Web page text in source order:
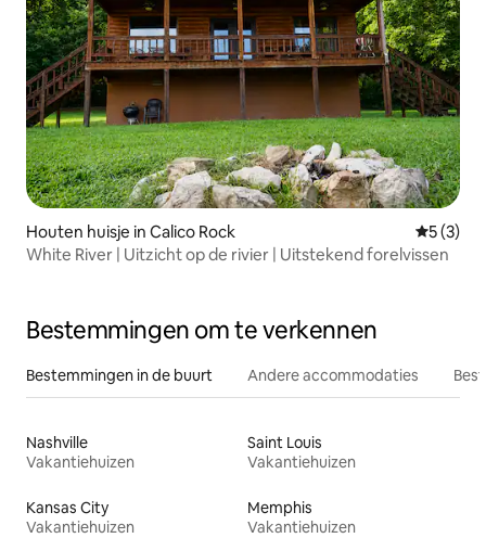
Houten huisje in Calico Rock
5 (3)
White River | Uitzicht op de rivier | Uitstekend forelvissen
Bestemmingen om te verkennen
Bestemmingen in de buurt Andere accommodaties
Nashville
Vakantiehuizen
Saint Louis
Vakantiehuizen
Kansas City
Vakantiehuizen
Memphis
Vakantiehuizen